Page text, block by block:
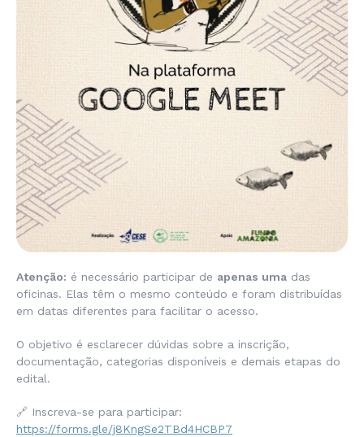
Atenção: é necessário participar de apenas uma das
oficinas. Elas têm o mesmo conteúdo e foram distribuídas
em datas diferentes para facilitar o acesso.
O objetivo é esclarecer dúvidas sobre a inscrição,
documentação, categorias disponíveis e demais etapas do
edital.
🔗 Inscreva-se para participar:
https://forms.gle/j8KngSe2TBd4HCBP7